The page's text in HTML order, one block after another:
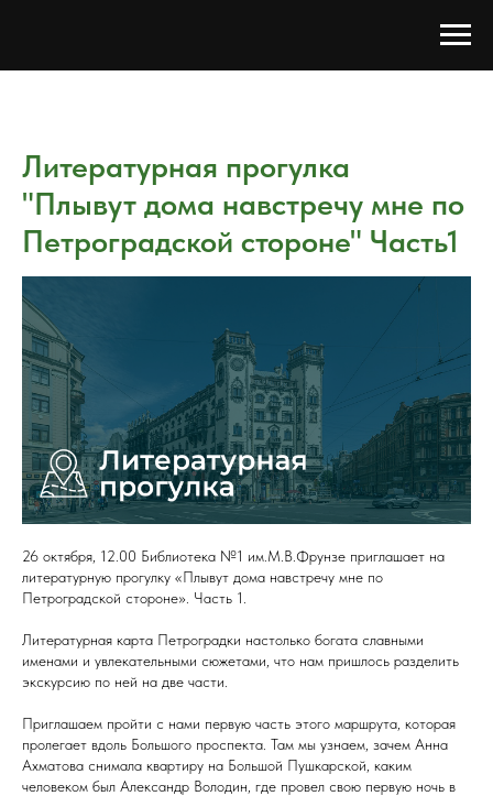
Литературная прогулка
"Плывут дома навстречу мне по
Петроградской стороне" Часть1
26 октября, 12.00 Библиотека №1 им.М.В.Фрунзе приглашает на
литературную прогулку «Плывут дома навстречу мне по
Петроградской стороне». Часть 1.
Литературная карта Петроградки настолько богата славными
именами и увлекательными сюжетами, что нам пришлось разделить
экскурсию по ней на две части.
Приглашаем пройти с нами первую часть этого маршрута, которая
пролегает вдоль Большого проспекта. Там мы узнаем, зачем Анна
Ахматова снимала квартиру на Большой Пушкарской, каким
человеком был Александр Володин, где провел свою первую ночь в